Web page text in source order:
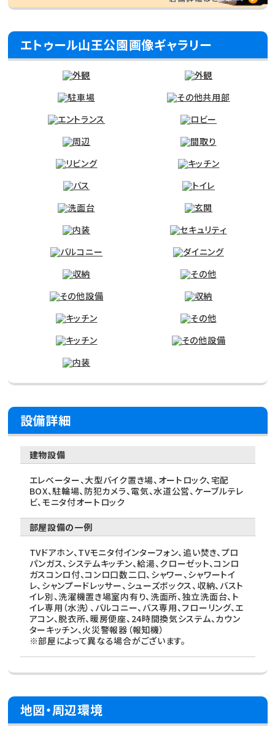
エトゥール山王公園画像ギャラリー
設備詳細
建物設備
エレベーター、大型バイク置き場、オートロック、宅配
BOX、駐輪場、防犯カメラ、電気、水道公営、ケーブルテレ
ビ、モニタ付オートロック
部屋設備の一例
TVドアホン、TVモニタ付インターフォン、追い焚き、プロ
パンガス、システムキッチン、給湯、クローゼット、コンロ
ガスコンロ付、コンロ口数二口、シャワー、シャワートイ
レ、シャンプードレッサー、シューズボックス、収納、バスト
イレ別、洗濯機置き場室内有り、洗面所、独立洗面台、ト
イレ専用（水洗）、バルコニー、バス専用、フローリング、エ
アコン、脱衣所、暖房便座、24時間換気システム、カウン
ターキッチン、火災警報器（報知機）
※部屋によって異なる場合がございます。
地図・周辺環境